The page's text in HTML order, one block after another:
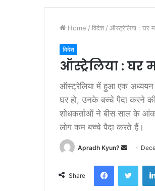
Home / विदेश / ऑस्ट्रेलिया : घर
विदेश
ऑस्ट्रेलिया : घर
ऑस्ट्रेलिया में हुआ एक अध्ययन
घर हो, उनके बच्चे पैदा करने की
शोधकर्ताओं ने बीस साल के
लोग कम बच्चे पैदा करते हैं।
Apradh Kyun?
n
Share